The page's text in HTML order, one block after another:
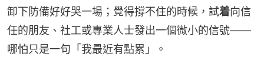
卸下防備好好哭一場；覺得撐不住的時候，試着向信
任的朋友、社工或專業人士發出一個微小的信號——
哪怕只是一句「我最近有點累」。